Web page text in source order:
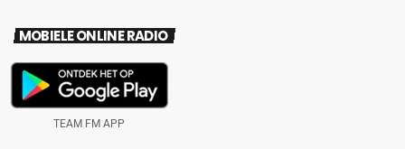
MOBIELE ONLINE RADIO
TEAM FM APP